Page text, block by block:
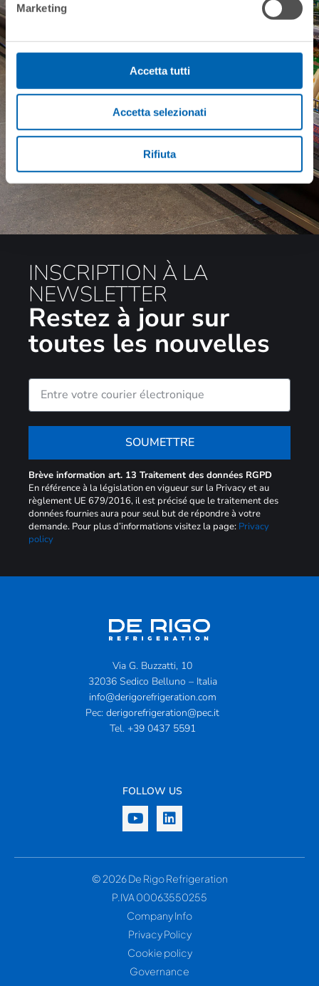
Marketing
Accetta tutti
Accetta selezionati
Rifiuta
Parcourir le catalogue
INSCRIPTION À LA
NEWSLETTER
Restez à jour sur
toutes les nouvelles
SOUMETTRE
Brève information art. 13 Traitement des données RGPD
En référence à la législation en vigueur sur la Privacy et au
règlement UE 679/2016, il est précisé que le traitement des
données fournies aura pour seul but de répondre à votre
demande. Pour plus d’informations visitez la page: Privacy
policy
Via G. Buzzatti, 10
32036 Sedico Belluno – Italia
info@derigorefrigeration.com
Pec: derigorefrigeration@pec.it
Tel. +39 0437 5591
FOLLOW US
© 2026 De Rigo Refrigeration
P.IVA 00063550255
Company Info
Privacy Policy
Cookie policy
Governance